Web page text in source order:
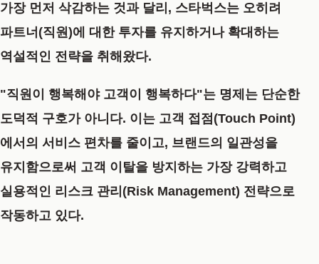
가장 먼저 삭감하는 것과 달리, 스타벅스는 오히려
파트너(직원)에 대한 투자를 유지하거나 확대하는
역설적인 전략을 취해왔다.
"직원이 행복해야 고객이 행복하다"는 명제는 단순한
도덕적 구호가 아니다. 이는 고객 접점(Touch Point)
에서의 서비스 편차를 줄이고, 브랜드의 일관성을
유지함으로써 고객 이탈을 방지하는 가장 강력하고
실용적인 리스크 관리(Risk Management) 전략으로
작동하고 있다.